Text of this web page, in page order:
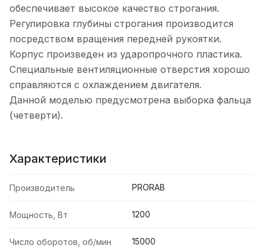
обеспечивает высокое качество строгания.
Регулировка глубины строгания производится
посредством вращения передней рукоятки.
Корпус произведен из ударопрочного пластика.
Специальные вентиляционные отверстия хорошо
справляются с охлаждением двигателя.
Данной моделью предусмотрена выборка фальца
(четверти).
Характеристики
Производитель PRORAB
Мощность, Вт 1200
Число оборотов, об/мин 15000